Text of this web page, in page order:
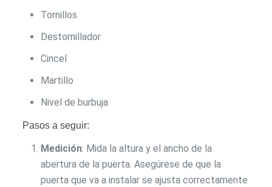
Tornillos
Destornillador
Cincel
Martillo
Nivel de burbuja
Pasos a seguir:
Medición: Mida la altura y el ancho de la
abertura de la puerta. Asegúrese de que la
puerta que va a instalar se ajusta correctamente